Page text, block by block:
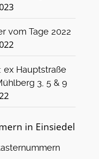
vom Tage 2022
ex Hauptstraße
3, 5 & 9
in Einsiedel